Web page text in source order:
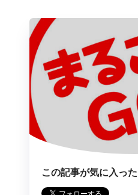
この記事が気に入っ